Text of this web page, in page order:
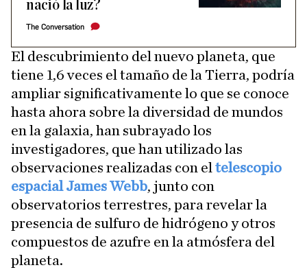
nació la luz?
The Conversation
El descubrimiento del nuevo planeta, que
tiene 1,6 veces el tamaño de la Tierra, podría
ampliar significativamente lo que se conoce
hasta ahora sobre la diversidad de mundos
en la galaxia, han subrayado los
investigadores, que han utilizado las
observaciones realizadas con el telescopio
espacial James Webb, junto con
observatorios terrestres, para revelar la
presencia de sulfuro de hidrógeno y otros
compuestos de azufre en la atmósfera del
planeta.